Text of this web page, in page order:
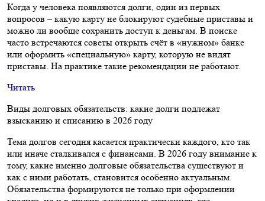
Когда у человека появляются долги, один из первых
вопросов – какую карту не блокируют судебные приставы и
можно ли вообще сохранить доступ к деньгам. В поиске
часто встречаются советы открыть счёт в «нужном» банке
или оформить «специальную» карту, которую не видят
приставы. На практике такие рекомендации не работают.
Читать
Виды долговых обязательств: какие долги подлежат
взысканию и списанию в 2026 году
Тема долгов сегодня касается практически каждого, кто так
или иначе сталкивался с финансами. В 2026 году внимание к
тому, какие именно долговые обязательства существуют и
как с ними работать, становится особенно актуальным.
Обязательства формируются не только при оформлении